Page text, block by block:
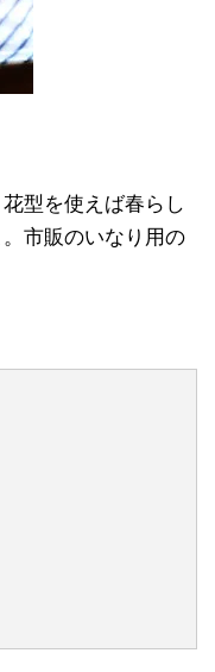
型を使えば春らし
市販のいなり用の